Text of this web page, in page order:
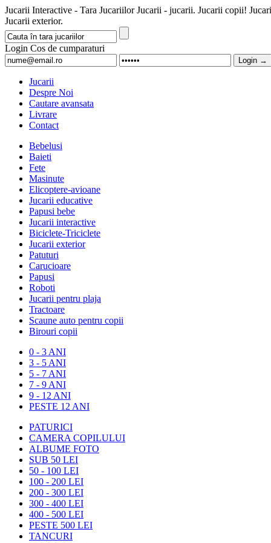
Jucarii Interactive - Tara Jucariilor Jucarii - jucarii. Jucarii copii!
Jucarii exterior.
Login Cos de cumparaturi
Jucarii
Despre Noi
Cautare avansata
Livrare
Contact
Bebelusi
Baieti
Fete
Masinute
Elicoptere-avioane
Jucarii educative
Papusi bebe
Jucarii interactive
Biciclete-Triciclete
Jucarii exterior
Patuturi
Carucioare
Papusi
Roboti
Jucarii pentru plaja
Tractoare
Scaune auto pentru copii
Birouri copii
0 - 3 ANI
3 - 5 ANI
5 - 7 ANI
7 - 9 ANI
9 - 12 ANI
PESTE 12 ANI
PATURICI
CAMERA COPILULUI
ALBUME FOTO
SUB 50 LEI
50 - 100 LEI
100 - 200 LEI
200 - 300 LEI
300 - 400 LEI
400 - 500 LEI
PESTE 500 LEI
TANCURI